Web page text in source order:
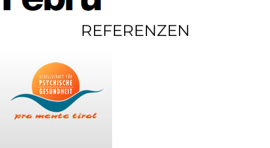
REFERENZEN